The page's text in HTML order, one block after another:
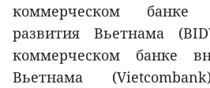
коммерческом
развития Вьетнама
коммерческом банке
Вьетнама